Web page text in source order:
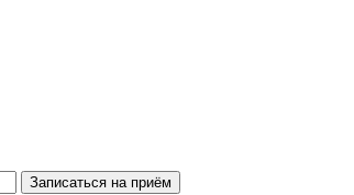
Записаться на приём